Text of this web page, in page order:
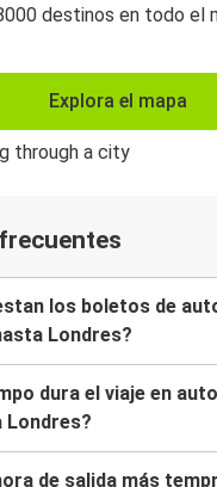
destinos en todo el
Explora el mapa
los boletos de
Londres?
dura el viaje en
Londres?
de salida más